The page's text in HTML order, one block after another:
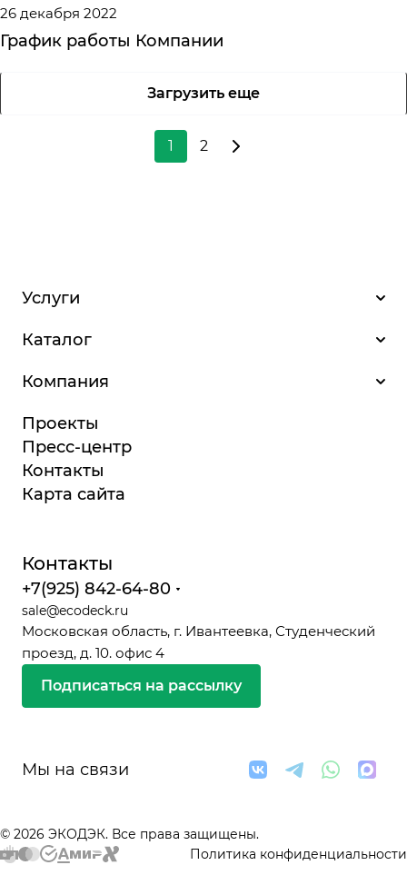
26 декабря 2022
График работы Компании
Загрузить еще
1 2
Услуги
Каталог
Компания
Проекты
Пресс-центр
Контакты
Карта сайта
Контакты
+7(925) 842-64-80
sale@ecodeck.ru
Московская область, г. Ивантеевка, Студенческий
проезд, д. 10. офис 4
Подписаться на рассылку
Мы на связи
© 2026 ЭКОДЭК. Все права защищены.
Политика конфиденциальности